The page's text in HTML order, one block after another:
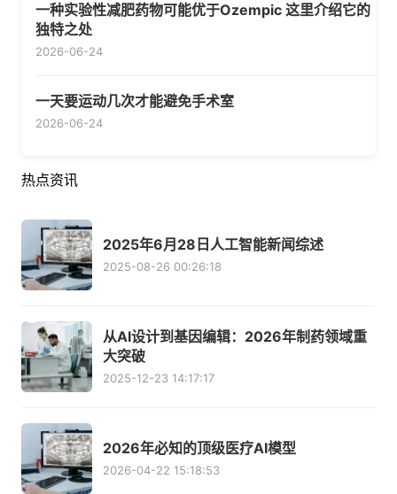
一种实验性减肥药物可能优于Ozempic 这里介绍它的
独特之处
2026-06-24
一天要运动几次才能避免手术室
2026-06-24
热点资讯
2025年6月28日人工智能新闻综述
2025-08-26 00:26:18
从AI设计到基因编辑：2026年制药领域重
大突破
2025-12-23 14:17:17
2026年必知的顶级医疗AI模型
2026-04-22 15:18:53